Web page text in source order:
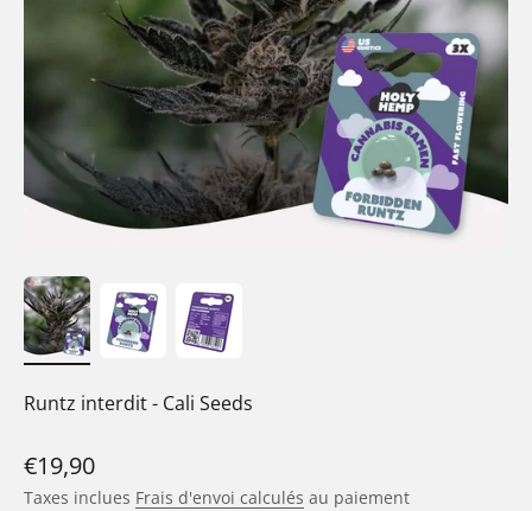
Runtz interdit - Cali Seeds
Prix de vente
€19,90
Taxes inclues Frais d'envoi calculés au paiement